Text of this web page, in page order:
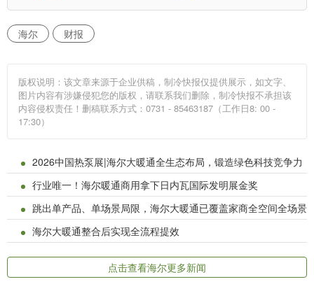
海尔 财报
版权说明：该文章来源于企业供稿，制冷快报仅提供展示，如文字、
图片内容有涉嫌侵犯您的版权，请联系我们删除，制冷快报不承担该
内容侵权责任！删稿联系方式：0731 - 85463187（工作日8: 00 -
17:30）
2026中国热泵展|海尔大暖通全生态布局，锻造绿色科技竞争力
行业唯一！海尔暖通商用拿下日内瓦国际发明展金奖
跳出单产品、单场景局限，海尔大暖通已覆盖家商全空间全场景
海尔大暖通整合后实现全流程提效
点击查看海尔更多新闻